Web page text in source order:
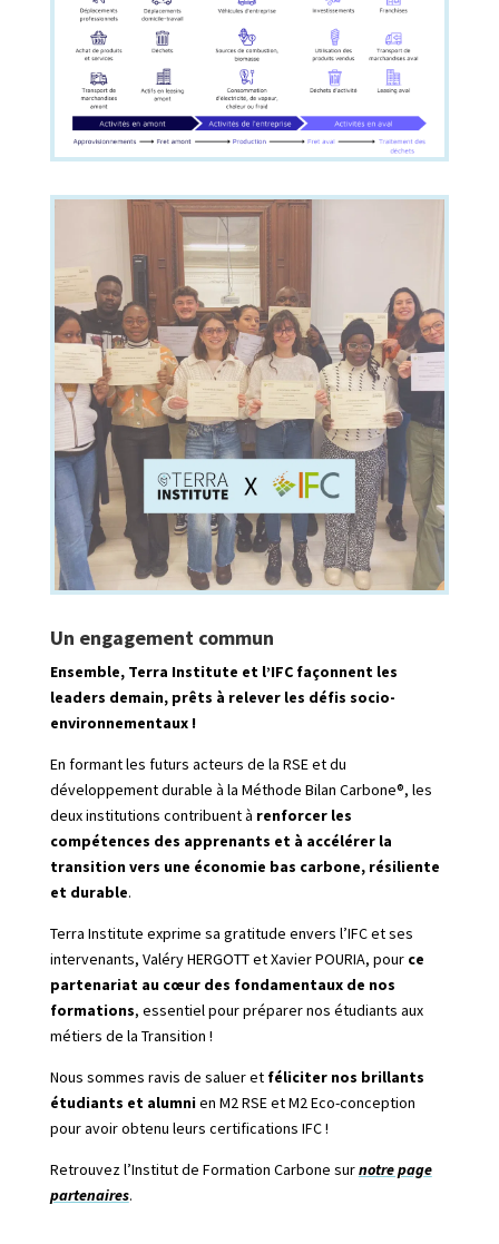
Un engagement commun
Ensemble, Terra Institute et l’IFC façonnent les
leaders demain, prêts à relever les défis socio-
environnementaux !
En formant les futurs acteurs de la RSE et du
développement durable à la Méthode Bilan Carbone®, les
deux institutions contribuent à renforcer les
compétences des apprenants et à accélérer la
transition vers une économie bas carbone, résiliente
et durable.
Terra Institute exprime sa gratitude envers l’IFC et ses
intervenants, Valéry HERGOTT et Xavier POURIA, pour ce
partenariat au cœur des fondamentaux de nos
formations, essentiel pour préparer nos étudiants aux
métiers de la Transition !
Nous sommes ravis de saluer et féliciter nos brillants
étudiants et alumnien M2 RSE et M2 Eco-conception
pour avoir obtenu leurs certifications IFC !
Retrouvez l’Institut de Formation Carbone surnotre page
partenaires.